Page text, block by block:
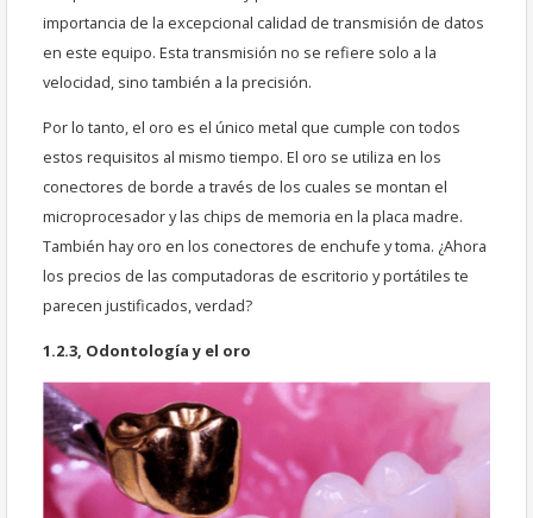
importancia de la excepcional calidad de transmisión de datos
en este equipo. Esta transmisión no se refiere solo a la
velocidad, sino también a la precisión.
Por lo tanto, el oro es el único metal que cumple con todos
estos requisitos al mismo tiempo. El oro se utiliza en los
conectores de borde a través de los cuales se montan el
microprocesador y las chips de memoria en la placa madre.
También hay oro en los conectores de enchufe y toma. ¿Ahora
los precios de las computadoras de escritorio y portátiles te
parecen justificados, verdad?
1.2.3, Odontología y el oro